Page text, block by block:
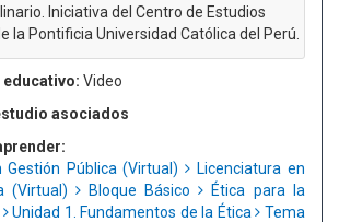
Iniciativa del Centro de Estudios
la Pontificia Universidad Católica del Perú.
Video
asociados
Gestión Pública (Virtual)
Licenciatura en
(Virtual)
Bloque Básico
Ética para la
Unidad 1. Fundamentos de la Ética
Tema